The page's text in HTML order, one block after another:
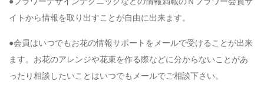
イトから情報を取り出すことが自由に出来ます。
●会員はいつでもお花の情報サポートをメールで受けることが出来
ます。お花のアレンジや花束を作る際などに分からないことがあ
ったり相談したいことはいつでもメールでご相談下さい。